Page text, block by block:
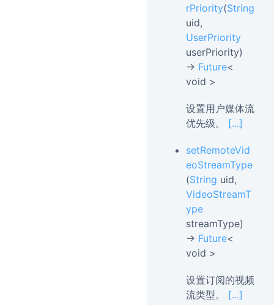
rPriority(String
uid,
UserPriority
userPriority)
→ Future<
void >
设置用户媒体流
优先级。 [...]
setRemoteVid
eoStreamType
(String uid,
VideoStreamT
ype
streamType)
→ Future<
void >
设置订阅的视频
流类型。 [...]